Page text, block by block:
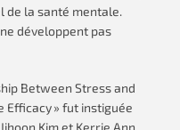
de la santé mentale.
développent pas
Between Stress and
Efficacy » fut instiguée
Kim et Kerrie Ann